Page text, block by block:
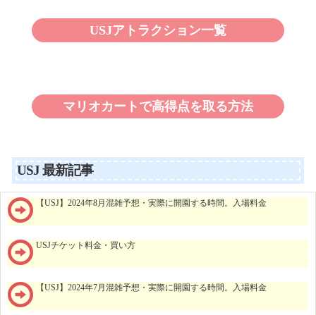
USJアトラクション一覧
マリオカートで高得点を取る方法
USJ 最新記事
【USJ】2024年8月混雑予想・実際に開園する時間。入場料金
USJチケット料金・買い方
【USJ】2024年7月混雑予想・実際に開園する時間。入場料金